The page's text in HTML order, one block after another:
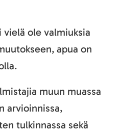
ole valmiuksia
apua on
muun muassa
arvioinnissa,
tulkinnassa sekä